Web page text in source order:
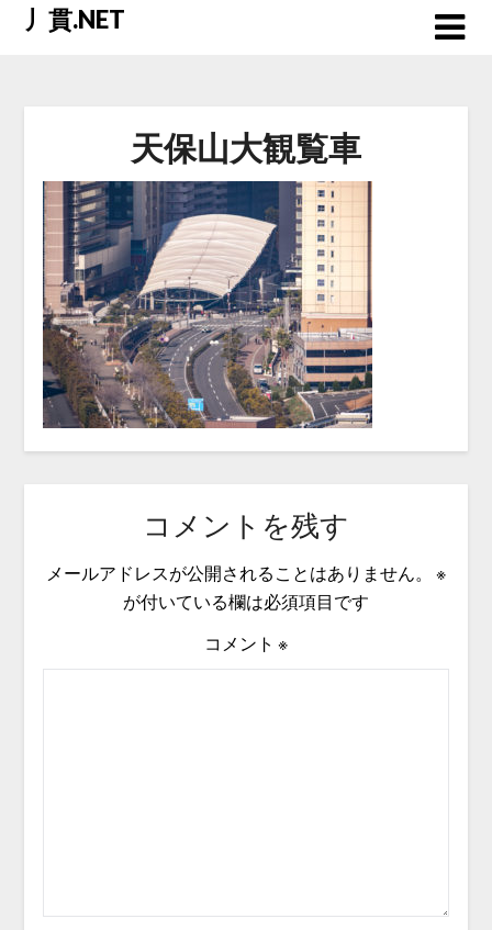
Skip丿貫.NET
天保山大観覧車
コメントを残す
メールアドレスが公開されることはありません。
※
が付いている欄は必須項目です
コメント ※